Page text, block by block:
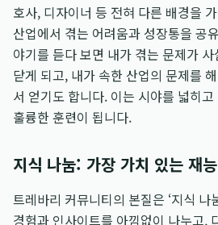
호사, 디자이너 등 전혀 다른 배경을
산업에서 겪는 어려움과 성장통을 공
야기를 듣다 보면 내가 겪는 문제가
닫게 되고, 내가 속한 산업의 문제를
서 얻기도 합니다. 이는 시야를 넓히
훌륭한 훈련이 됩니다.
지식 나눔: 가장 가치 있는 재
트레바리 커뮤니티의 본질은 ‘지식 나
경험과 인사이트를 아낌없이 나누고,